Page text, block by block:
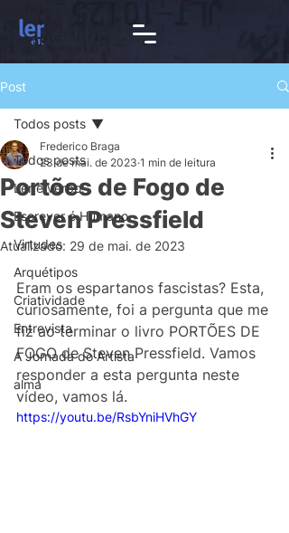
Post
Todos posts
Ler é verbo
Escrever é Humano
Virtudes
Arquétipos
Criatividade
Entrevista
A Jornada do Artista
alma
Todos posts
Portões de Fogo de
Steven Pressfield
Frederico Braga
23 de mai. de 2023 1 min de leitura
Atualizado: 29 de mai. de 2023
Eram os espartanos fascistas? Esta,
curiosamente, foi a pergunta que me
fiz ao terminar o livro PORTÕES DE
FOGO de Steven Pressfield. Vamos
responder a esta pergunta neste
vídeo, vamos lá.
https://youtu.be/RsbYniHVhGY